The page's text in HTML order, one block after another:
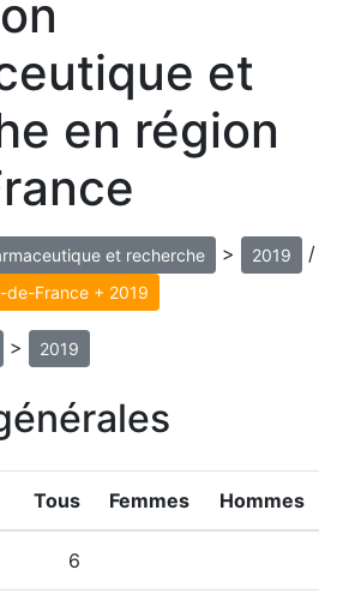
et
en région
et recherche > 2019 /
de-France + 2019
> 2019
Tous Femmes Hommes
6